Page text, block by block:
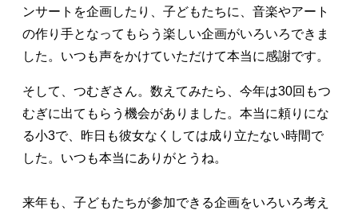
ンサートを企画したり、子どもたちに、音楽やアート
の作り手となってもらう楽しい企画がいろいろできま
した。いつも声をかけていただけて本当に感謝です。
そして、つむぎさん。数えてみたら、今年は30回もつ
むぎに出てもらう機会がありました。本当に頼りにな
る小3で、昨日も彼女なくしては成り立たない時間で
した。いつも本当にありがとうね。
来年も、子どもたちが参加できる企画をいろいろ考え